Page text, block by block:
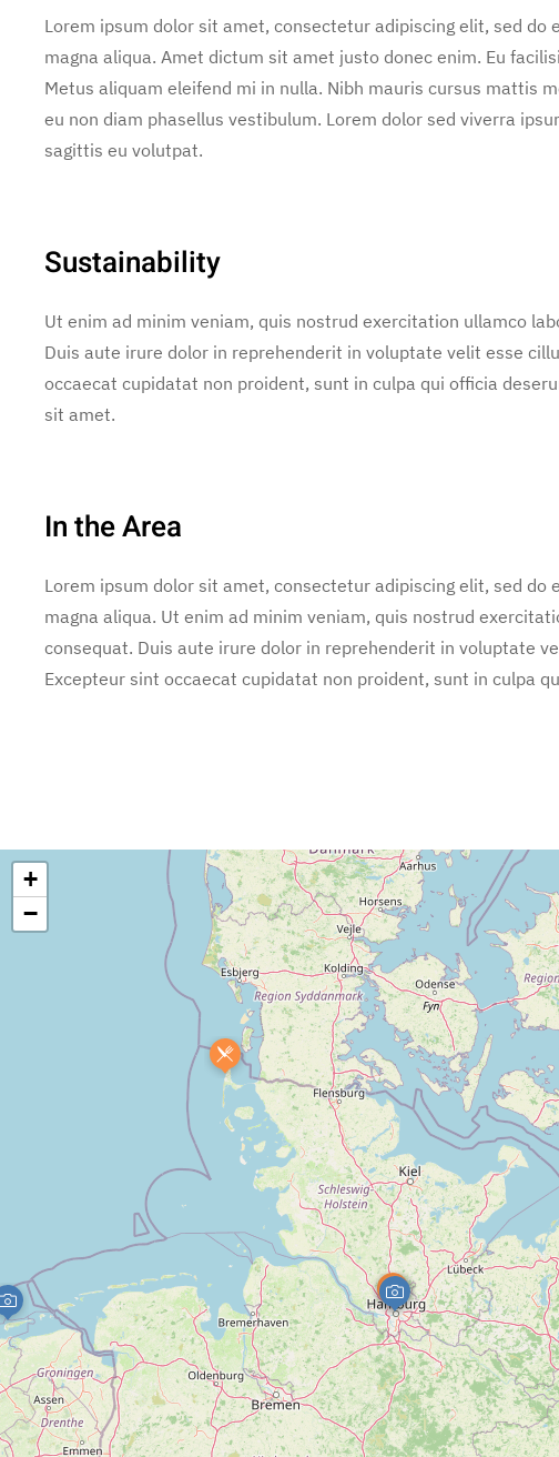
Lorem ipsum dolor sit amet, consectetur adipiscing elit, sed
magna aliqua. Amet dictum sit amet justo donec enim. Eu
Metus aliquam eleifend mi in nulla. Nibh mauris cursus mattis
eu non diam phasellus vestibulum. Lorem dolor sed viverra
sagittis eu volutpat.
Sustainability
Ut enim ad minim veniam, quis nostrud exercitation ullamco
Duis aute irure dolor in reprehenderit in voluptate velit esse
occaecat cupidatat non proident, sunt in culpa qui officia
sit amet.
In the Area
Lorem ipsum dolor sit amet, consectetur adipiscing elit, sed
magna aliqua. Ut enim ad minim veniam, quis nostrud
consequat. Duis aute irure dolor in reprehenderit in voluptate
Excepteur sint occaecat cupidatat non proident, sunt in culpa
+
−